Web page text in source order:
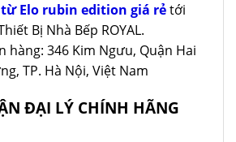
Elo rubin edition giá rẻtới
Bị Nhà Bếp ROYAL.
hàng: 346 Kim Ngưu, Quận Hai
TP. Hà Nội, Việt Nam
ĐẠI LÝ CHÍNH HÃNG